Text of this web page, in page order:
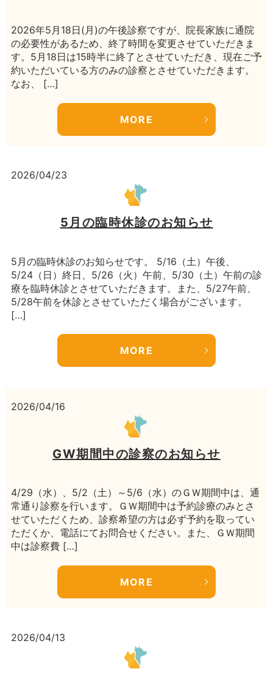
2026年5月18日(月)の午後診察ですが、院長家族に通院
の必要性があるため、終了時間を変更させていただきま
す。5月18日は15時半に終了とさせていただき、現在ご予
約いただいている方のみの診察とさせていただきます。
なお、 […]
MORE
2026/04/23
5月の臨時休診のお知らせ
5月の臨時休診のお知らせです。 5/16（土）午後、
5/24（日）終日、5/26（火）午前、5/30（土）午前の診
療を臨時休診とさせていただきます。また、5/27午前、
5/28午前を休診とさせていただく場合がございます。
[…]
MORE
2026/04/16
GW期間中の診察のお知らせ
4/29（水）、5/2（土）～5/6（水）のＧＷ期間中は、通
常通り診察を行います。ＧＷ期間中は予約診療のみとさ
せていただくため、診察希望の方は必ず予約を取ってい
ただくか、電話にてお問合せください。また、ＧＷ期間
中は診察費 […]
MORE
2026/04/13